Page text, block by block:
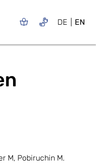
DE EN
M, Pobiruchin M.